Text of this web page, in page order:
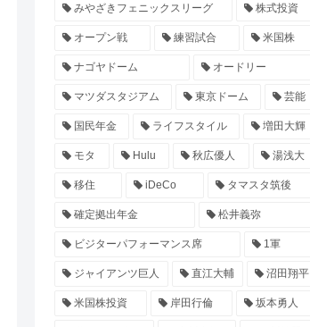
みやざきフェニックスリーグ 株式投資
オープン戦 練習試合 米国株
ナゴヤドーム オードリー
マツダスタジアム 東京ドーム 芸能
国民年金 ライフスタイル 増田大輝
モタ Hulu 秋広優人 湯浅大
移住 iDeCo タマスタ筑後
確定拠出年金 松井義弥
ビジターパフォーマンス席 1軍
ジャイアンツ巨人 直江大輔 沼田翔平
米国株投資 岸田行倫 坂本勇人